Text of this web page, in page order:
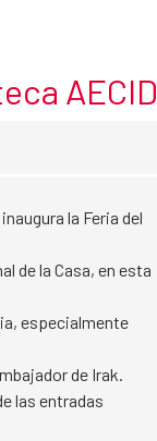
AECID
la Feria del
de la Casa, en esta
especialmente
de Irak.
las entradas